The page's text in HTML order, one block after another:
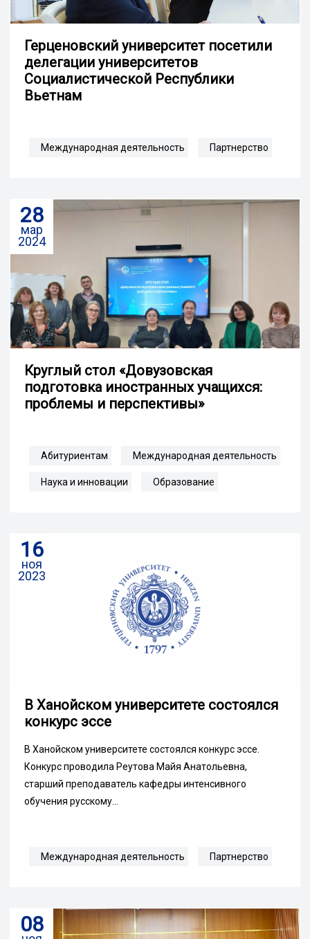
Герценовский университет посетили
делегации университетов
Социалистической Республики
Вьетнам
Международная деятельность Партнерство
28
мар
2024
Круглый стол «Довузовская
подготовка иностранных учащихся:
проблемы и перспективы»
Абитуриентам Международная деятельность
Наука и инновации Образование
16
ноя
2023
В Ханойском университете состоялся
конкурс эссе
В Ханойском университете состоялся конкурс эссе.
Конкурс проводила Реутова Майя Анатольевна,
старший преподаватель кафедры интенсивного
обучения русскому...
Международная деятельность Партнерство
08